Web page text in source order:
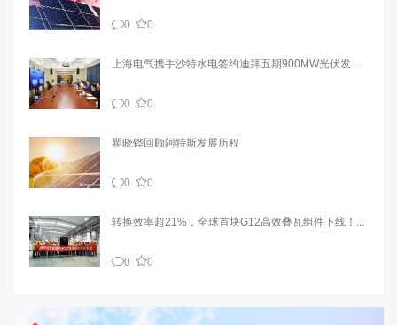
0 0
上海电气携手沙特水电签约迪拜五期900MW光伏发...
0 0
瞿晓铧回顾阿特斯发展历程
0 0
转换效率超21%，全球首块G12高效叠瓦组件下线！...
0 0